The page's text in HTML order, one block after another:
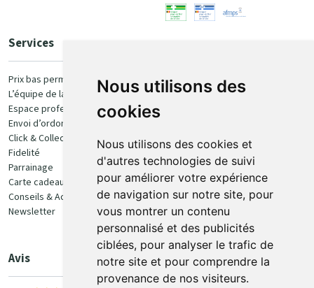
Nous utilisons des
cookies
Nous utilisons des cookies et
d'autres technologies de suivi
pour améliorer votre expérience
de navigation sur notre site, pour
vous montrer un contenu
personnalisé et des publicités
ciblées, pour analyser le trafic de
notre site et pour comprendre la
provenance de nos visiteurs.
Services
Prix bas permanent
L’équipe de la pharmacie
Espace professionnel
Envoi d’ordonnance
Click & Collect
Fidelité
Parrainage
Carte cadeau
Conseils & Actualités
Newsletter
Avis
100% sécurisé
Retrait et livraison
Retrait en Click & Collect
Livraison à domicile
Livraison en Point Relais